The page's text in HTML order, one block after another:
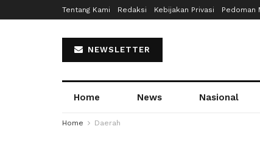
Tentang Kami Redaksi Kebijakan Privasi Pedoman
NEWSLETTER
Home News Nasional
Home Daerah